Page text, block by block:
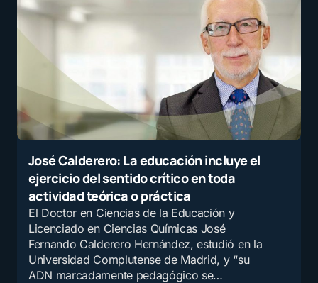
José Calderero: La educación incluye el
ejercicio del sentido crítico en toda
actividad teórica o práctica
El Doctor en Ciencias de la Educación y
Licenciado en Ciencias Químicas José
Fernando Calderero Hernández, estudió en la
Universidad Complutense de Madrid, y “su
ADN marcadamente pedagógico se…